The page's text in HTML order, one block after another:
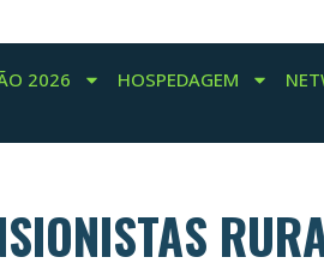
2026 HOSPEDAGEM